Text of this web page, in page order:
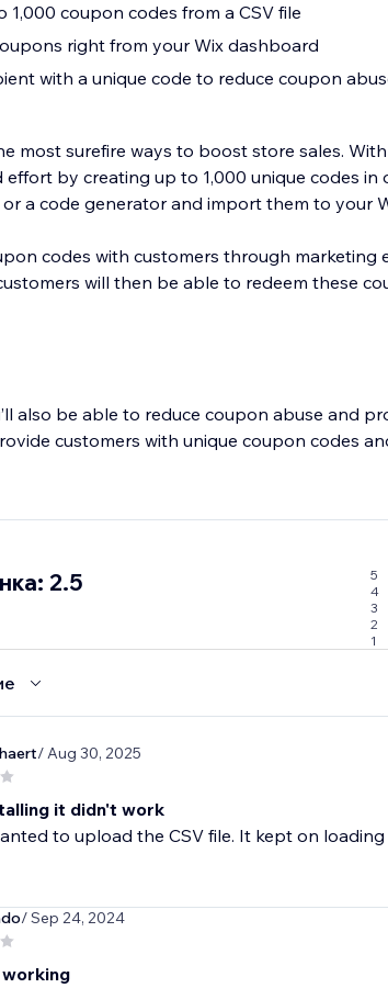
1,000 coupon codes from a CSV file
right from your Wix dashboard
with a unique code to reduce coupon
most surefire ways to boost store sales.
effort by creating up to 1,000 unique codes in
or a code generator and import them to your
codes with customers through marketing
will then be able to redeem these
also be able to reduce coupon abuse and
customers with unique coupon codes
2.5 5
4
3
2
1
/ Aug 30, 2025
it didn't work
to upload the CSV file. It kept on
/ Sep 24, 2024